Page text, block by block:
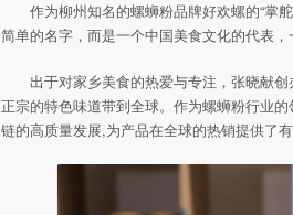
作为柳州知名的螺蛳粉品牌好欢螺的“掌
简单的名字，而是一个中国美食文化的代表
出于对家乡美食的热爱与专注，张晓献
正宗的特色味道带到全球。作为螺蛳粉行业
链的高质量发展,为产品在全球的热销提供了有